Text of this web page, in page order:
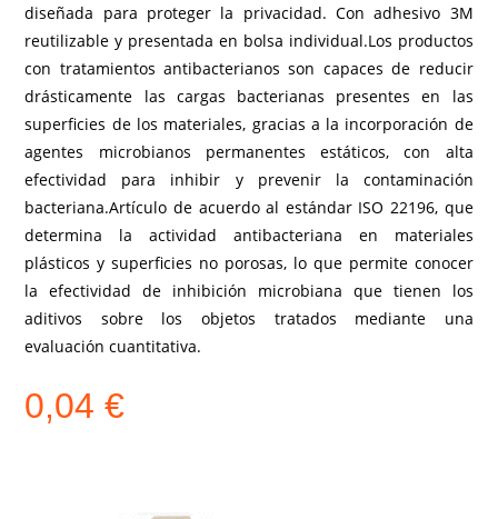
diseñada para proteger la privacidad. Con adhesivo 3M
reutilizable y presentada en bolsa individual.Los productos
con tratamientos antibacterianos son capaces de reducir
drásticamente las cargas bacterianas presentes en las
superficies de los materiales, gracias a la incorporación de
agentes microbianos permanentes estáticos, con alta
efectividad para inhibir y prevenir la contaminación
bacteriana.Artículo de acuerdo al estándar ISO 22196, que
determina la actividad antibacteriana en materiales
plásticos y superficies no porosas, lo que permite conocer
la efectividad de inhibición microbiana que tienen los
aditivos sobre los objetos tratados mediante una
evaluación cuantitativa.
0,04€